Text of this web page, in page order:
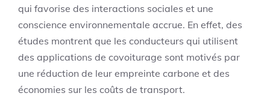
qui favorise des interactions sociales et une
conscience environnementale accrue. En effet, des
études montrent que les conducteurs qui utilisent
des applications de covoiturage sont motivés par
une réduction de leur empreinte carbone et des
économies sur les coûts de transport.